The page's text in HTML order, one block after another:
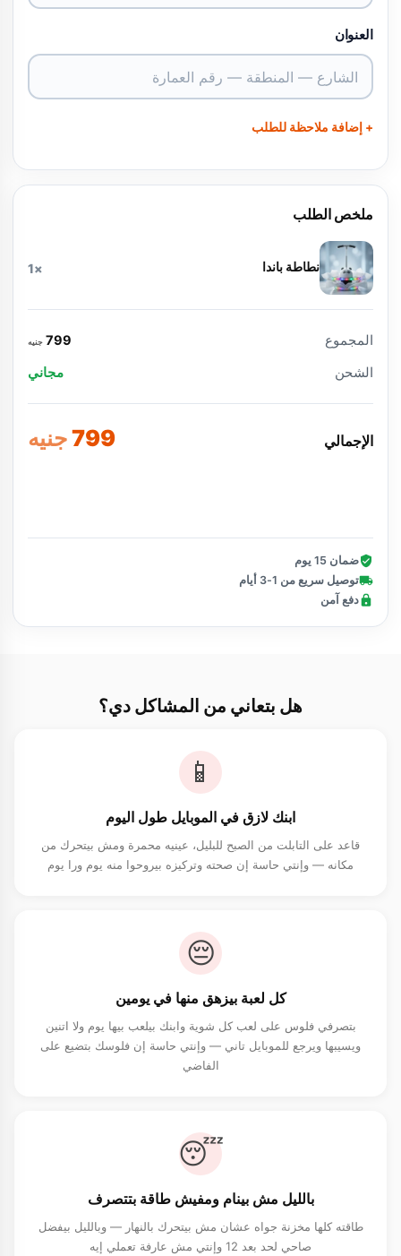
العنوان
+ إضافة ملاحظة للطلب
ملخص الطلب
نطاطة باندا ×1
المجموع 799 جنيه
الشحن مجاني
الإجمالي 799جنيه
ضمان 15 يوم
توصيل سريع من 1-3 أيام
دفع آمن
هل بتعاني من المشاكل دي؟
📱
ابنك لازق في الموبايل طول اليوم
قاعد على التابلت من الصبح للبليل، عينيه محمرة ومش بيتحرك من
مكانه — وإنتي حاسة إن صحته وتركيزه بيروحوا منه يوم ورا يوم
😔
كل لعبة بيزهق منها في يومين
بتصرفي فلوس على لعب كل شوية وابنك بيلعب بيها يوم ولا اتنين
ويسيبها ويرجع للموبايل تاني — وإنتي حاسة إن فلوسك بتضيع على
الفاضي
😴
بالليل مش بينام ومفيش طاقة بتتصرف
طاقته كلها مخزنة جواه عشان مش بيتحرك بالنهار — وبالليل بيفضل
صاحي لحد بعد 12 وإنتي مش عارفة تعملي إيه